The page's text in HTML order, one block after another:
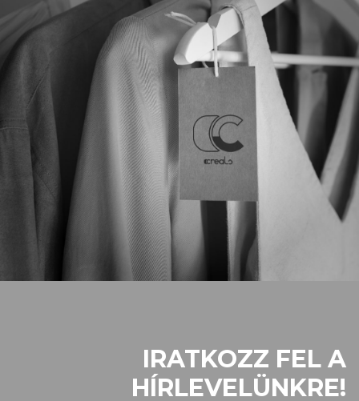
IRATKOZZ FEL A
HÍRLEVELÜNKRE!